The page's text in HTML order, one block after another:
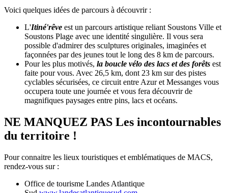
Voici quelques idées de parcours à découvrir :
L'Itiné'rêve est un parcours artistique reliant Soustons Ville et
Soustons Plage avec une identité singulière. Il vous sera
possible d'admirer des sculptures originales, imaginées et
façonnées par des jeunes tout le long des 8 km de parcours.
Pour les plus motivés, la boucle vélo des lacs et des forêts est
faite pour vous. Avec 26,5 km, dont 23 km sur des pistes
cyclables sécurisées, ce circuit entre Azur et Messanges vous
occupera toute une journée et vous fera découvrir de
magnifiques paysages entre pins, lacs et océans.
NE MANQUEZ PAS Les incontournables
du territoire !
Pour connaitre les lieux touristiques et emblématiques de MACS,
rendez-vous sur :
Office de tourisme Landes Atlantique